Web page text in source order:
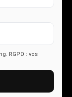
RGPD : vos